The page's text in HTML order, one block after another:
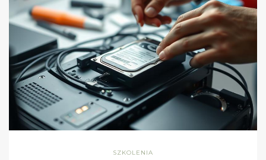
SZKOLENIA